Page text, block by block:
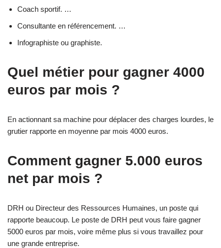
Coach sportif. …
Consultante en référencement. …
Infographiste ou graphiste.
Quel métier pour gagner 4000
euros par mois ?
En actionnant sa machine pour déplacer des charges lourdes, le
grutier rapporte en moyenne par mois 4000 euros.
Comment gagner 5.000 euros
net par mois ?
DRH ou Directeur des Ressources Humaines, un poste qui
rapporte beaucoup. Le poste de DRH peut vous faire gagner
5000 euros par mois, voire même plus si vous travaillez pour
une grande entreprise.